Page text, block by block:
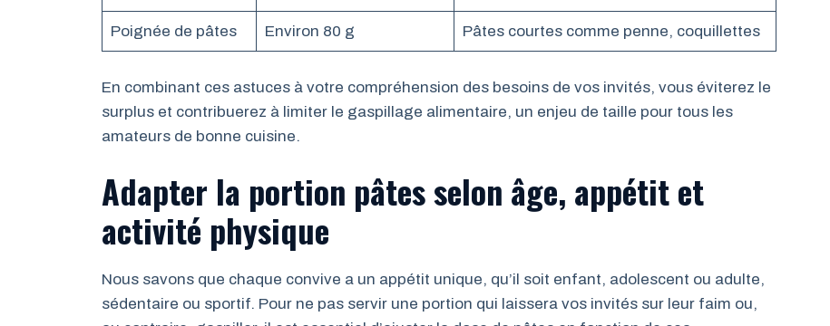
Poignée de pâtes Environ 80 g Pâtes courtes comme penne, coquillettes
En combinant ces astuces à votre compréhension des besoins de vos invités, vous éviterez le
surplus et contribuerez à limiter le gaspillage alimentaire, un enjeu de taille pour tous les
amateurs de bonne cuisine.
Adapter la portion pâtes selon âge, appétit et
activité physique
Nous savons que chaque convive a un appétit unique, qu’il soit enfant, adolescent ou adulte,
sédentaire ou sportif. Pour ne pas servir une portion qui laissera vos invités sur leur faim ou,